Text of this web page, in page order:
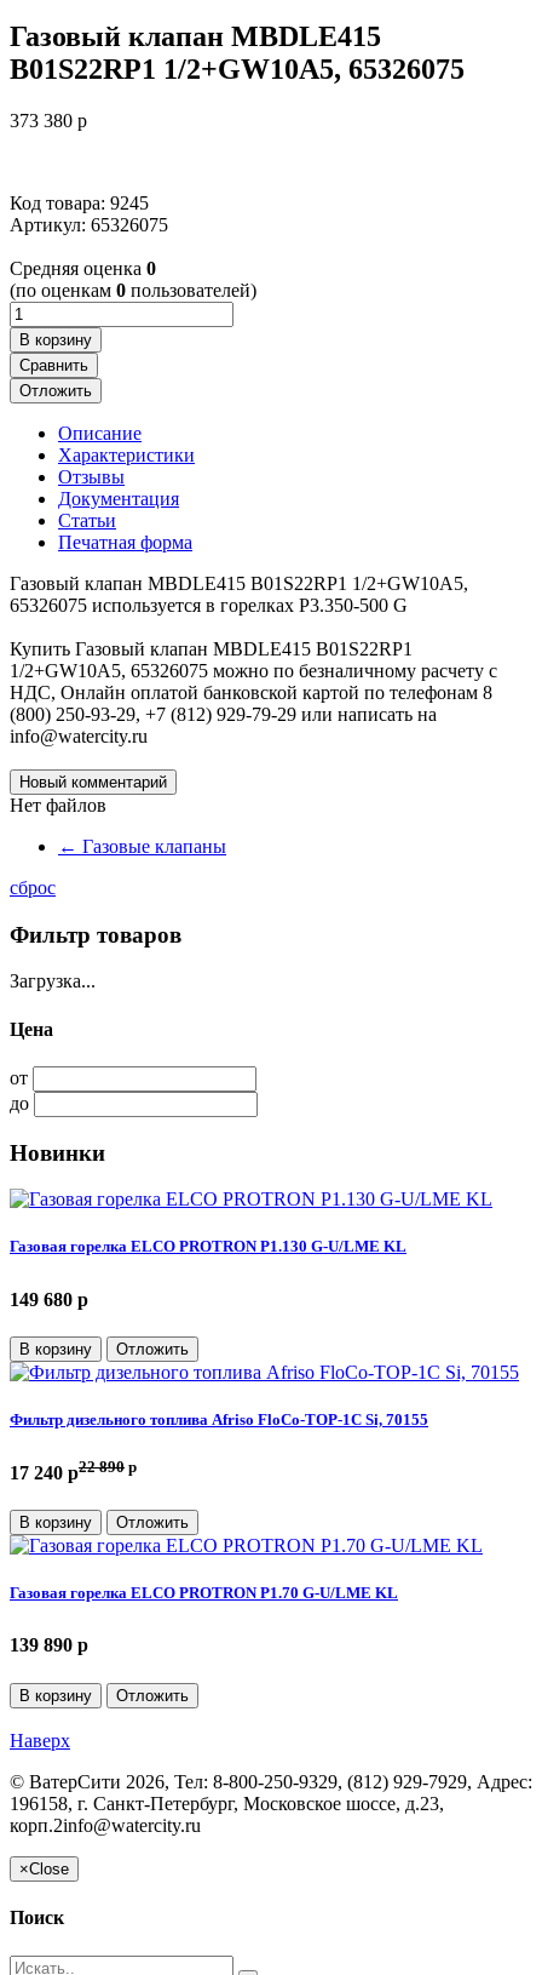
Газовый клапан MBDLE415
B01S22RP1 1/2+GW10A5, 65326075
373 380 p
Код товара: 9245
Артикул: 65326075
Cредняя оценка 0
(по оценкам 0 пользователей)
В корзину
Сравнить
Отложить
Описание
Характеристики
Отзывы
Документация
Статьи
Печатная форма
Газовый клапан MBDLE415 B01S22RP1 1/2+GW10A5,
65326075 используется в горелках P3.350-500 G
Купить Газовый клапан MBDLE415 B01S22RP1
1/2+GW10A5, 65326075 можно по безналичному расчету с
НДС, Онлайн оплатой банковской картой по телефонам 8
(800) 250-93-29, +7 (812) 929-79-29 или написать на
info@watercity.ru
Новый комментарий
Нет файлов
← Газовые клапаны
сброс
Фильтр товаров
Загрузка...
Цена
от
до
Новинки
Газовая горелка ELCO PROTRON P1.130 G-U/LME KL
149 680 p
В корзину Отложить
Фильтр дизельного топлива Afriso FloCo-TOP-1С Si, 70155
17 240 p22 890 p
В корзину Отложить
Газовая горелка ELCO PROTRON P1.70 G-U/LME KL
139 890 p
В корзину Отложить
Наверх
© ВатерСити 2026, Тел: 8-800-250-9329, (812) 929-7929, Адрес:
196158, г. Санкт-Петербург, Московское шоссе, д.23,
корп.2info@watercity.ru
×Close
Поиск